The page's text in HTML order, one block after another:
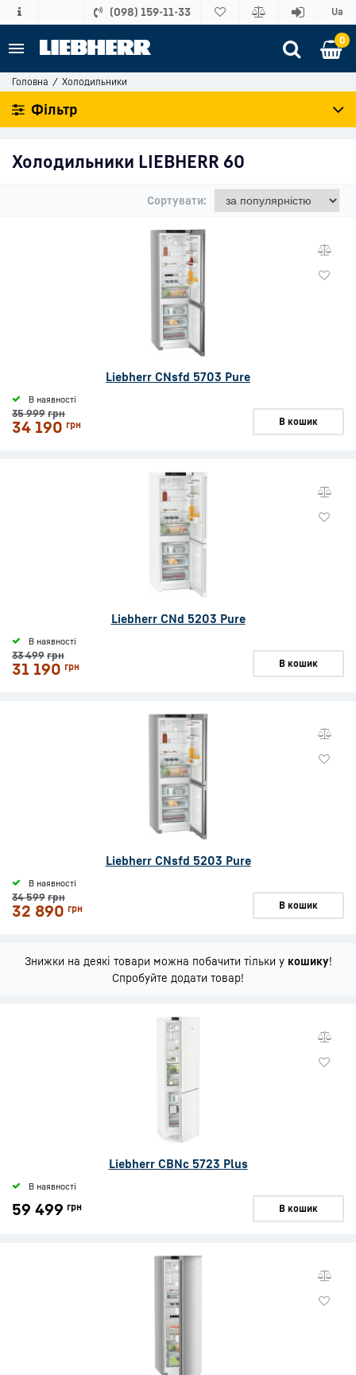
(098) 159-11-33 Ua
0
Головна Холодильники
Фільтр
Холодильники LIEBHERR 60
Сортувати:
Liebherr CNsfd 5703 Pure
В наявності
35 999грн
34 190 грн В кошик
Liebherr CNd 5203 Pure
В наявності
33 499грн
31 190 грн В кошик
Liebherr CNsfd 5203 Pure
В наявності
34 599грн
32 890 грн В кошик
Знижки на деякі товари можна побачити тільки у кошику!
Спробуйте додати товар!
Liebherr CBNc 5723 Plus
В наявності
59 499 грн В кошик